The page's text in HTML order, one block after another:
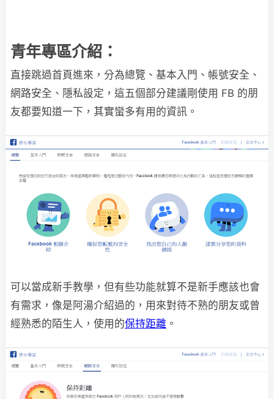
青年專區介紹：
直接跳過首頁進來，分為總覽、基本入門、帳號安全、
網路安全、隱私設定，這五個部分建議剛使用 FB 的朋
友都要知道一下，其實蠻多有用的資訊。
可以當成新手教學，但有些功能就算不是新手應該也會
有需求，像是阿湯介紹過的，用來對待不熟的朋友或曾
經熟悉的陌生人，使用的保持距離 。